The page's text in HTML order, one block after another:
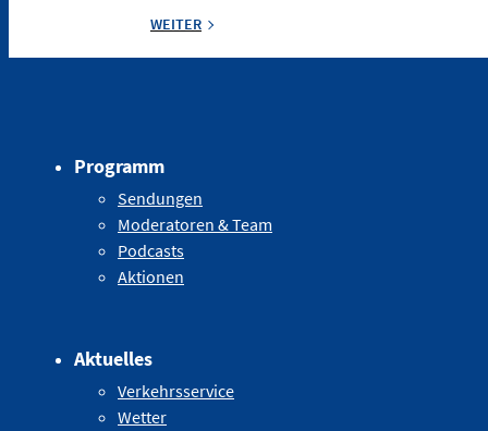
WEITER
Programm
Sendungen
Moderatoren & Team
Podcasts
Aktionen
Aktuelles
Verkehrsservice
Wetter